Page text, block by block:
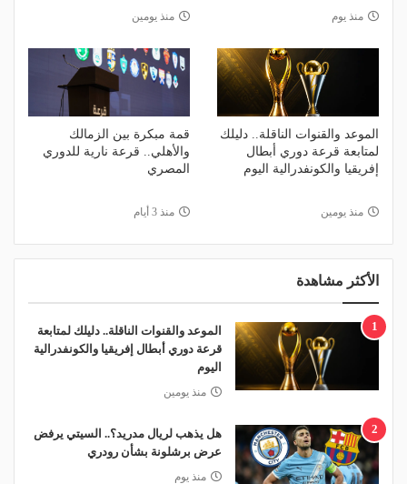
منذ يوم منذ يومين
الموعد والقنوات الناقلة.. دليلك
لمتابعة قرعة دوري أبطال
إفريقيا والكونفدرالية اليوم
منذ يومين
قمة مبكرة بين الزمالك
والأهلي.. قرعة نارية للدوري
المصري
منذ 3 أيام
الأكثر مشاهدة
1
الموعد والقنوات الناقلة.. دليلك لمتابعة
قرعة دوري أبطال إفريقيا والكونفدرالية
اليوم
منذ يومين
2
هل يذهب لريال مدريد؟.. السيتي يرفض
عرض برشلونة بشأن رودري
منذ يوم